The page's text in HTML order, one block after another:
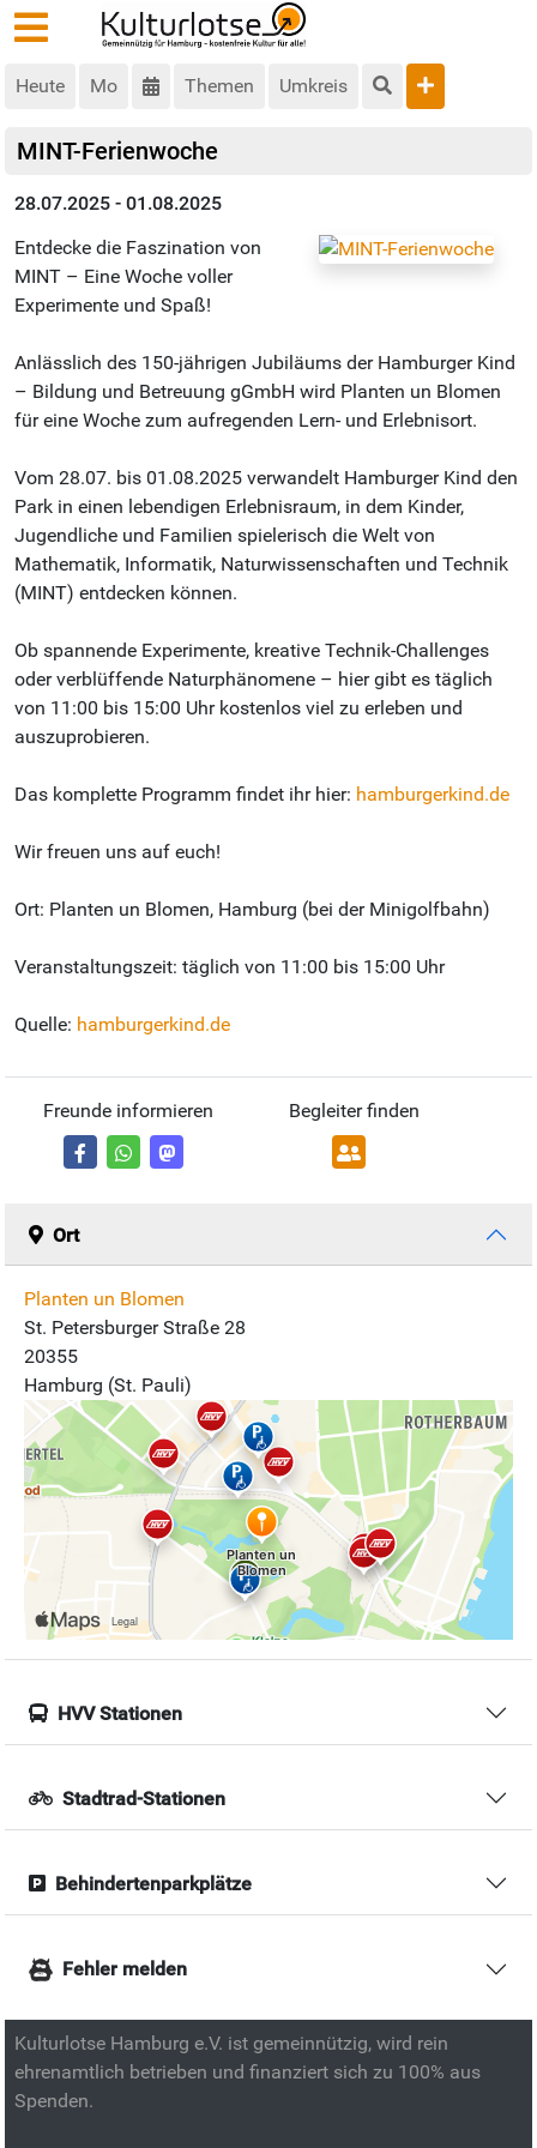
Heute Mo Themen Umkreis
MINT-Ferienwoche
28.07.2025 - 01.08.2025
Entdecke die Faszination von
MINT – Eine Woche voller
Experimente und Spaß!
Anlässlich des 150-jährigen Jubiläums der Hamburger Kind
– Bildung und Betreuung gGmbH wird Planten un Blomen
für eine Woche zum aufregenden Lern- und Erlebnisort.
Vom 28.07. bis 01.08.2025 verwandelt Hamburger Kind den
Park in einen lebendigen Erlebnisraum, in dem Kinder,
Jugendliche und Familien spielerisch die Welt von
Mathematik, Informatik, Naturwissenschaften und Technik
(MINT) entdecken können.
Ob spannende Experimente, kreative Technik-Challenges
oder verblüffende Naturphänomene – hier gibt es täglich
von 11:00 bis 15:00 Uhr kostenlos viel zu erleben und
auszuprobieren.
Das komplette Programm findet ihr hier: hamburgerkind.de
Wir freuen uns auf euch!
Ort: Planten un Blomen, Hamburg (bei der Minigolfbahn)
Veranstaltungszeit: täglich von 11:00 bis 15:00 Uhr
Quelle: hamburgerkind.de
Freunde informieren Begleiter finden
Ort
Planten un Blomen
St. Petersburger Straße 28
20355
Hamburg (St. Pauli)
HVV Stationen
Stadtrad-Stationen
Behindertenparkplätze
Fehler melden
Kulturlotse Hamburg e.V. ist gemeinnützig, wird rein
ehrenamtlich betrieben und finanziert sich zu 100% aus
Spenden.